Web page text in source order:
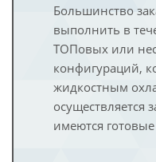
Большинство
выполнить в
ТОПовых или
конфигураций,
жидкостным
осуществляется
имеются